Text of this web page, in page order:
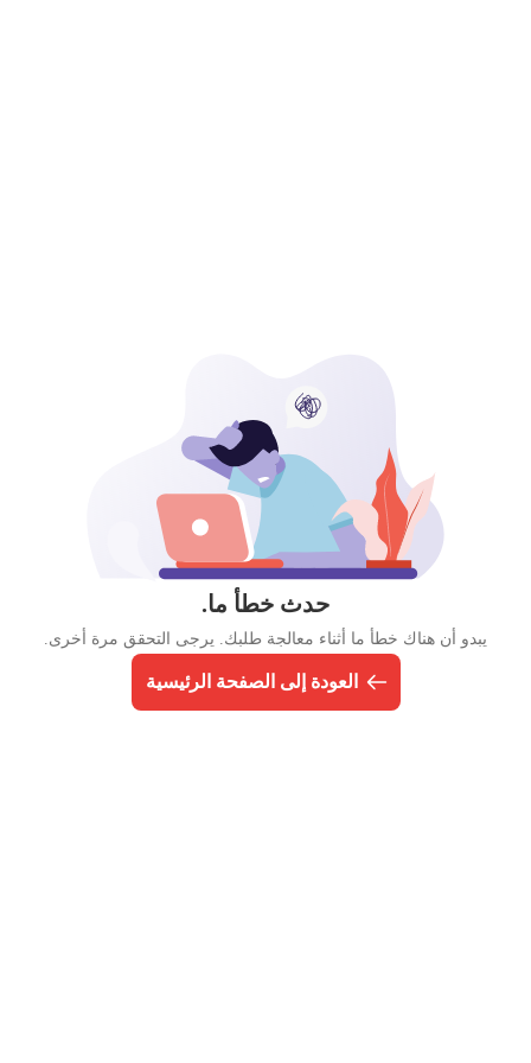
حدث خطأ ما.
يبدو أن هناك خطأ ما أثناء معالجة طلبك. يرجى التحقق مرة أخرى.
العودة إلى الصفحة الرئيسية